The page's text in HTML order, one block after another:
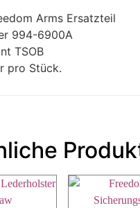
Arms Ersatzteil
994-6900A
TSOB
pro Stück.